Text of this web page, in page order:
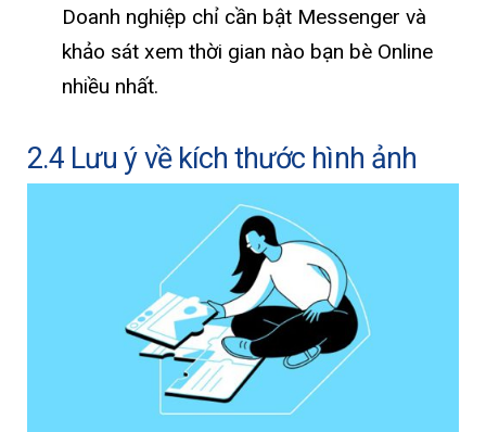
Doanh nghiệp chỉ cần bật Messenger và
khảo sát xem thời gian nào bạn bè Online
nhiều nhất.
2.4 Lưu ý về kích thước hình ảnh